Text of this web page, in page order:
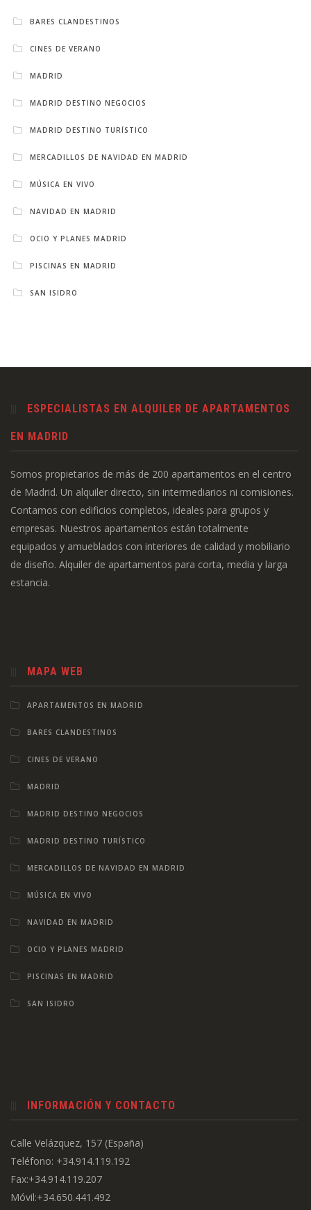
BARES CLANDESTINOS
CINES DE VERANO
MADRID
MADRID DESTINO NEGOCIOS
MADRID DESTINO TURÍSTICO
MERCADILLOS DE NAVIDAD EN MADRID
MÚSICA EN VIVO
NAVIDAD EN MADRID
OCIO Y PLANES MADRID
PISCINAS EN MADRID
SAN ISIDRO
ESPECIALISTAS EN ALQUILER DE APARTAMENTOS
EN MADRID
Somos propietarios de más de 200 apartamentos en el centro
de Madrid. Un alquiler directo, sin intermediarios ni comisiones.
Contamos con edificios completos, ideales para grupos y
empresas. Nuestros apartamentos están totalmente
equipados y amueblados con interiores de calidad y mobiliario
de diseño. Alquiler de apartamentos para corta, media y larga
estancia.
MAPA WEB
APARTAMENTOS EN MADRID
BARES CLANDESTINOS
CINES DE VERANO
MADRID
MADRID DESTINO NEGOCIOS
MADRID DESTINO TURÍSTICO
MERCADILLOS DE NAVIDAD EN MADRID
MÚSICA EN VIVO
NAVIDAD EN MADRID
OCIO Y PLANES MADRID
PISCINAS EN MADRID
SAN ISIDRO
INFORMACIÓN Y CONTACTO
Calle Velázquez, 157 (España)
Teléfono: +34.914.119.192
Fax:+34.914.119.207
Móvil:+34.650.441.492